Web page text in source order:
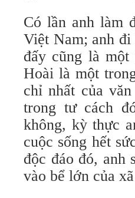
Có lần anh làm
Việt Nam; anh đi
đấy cũng là
Hoài là một
chỉ nhất của
trong tư cách
không, kỳ thực
cuộc sống hết
độc đáo đó, anh
vào bể lớn của